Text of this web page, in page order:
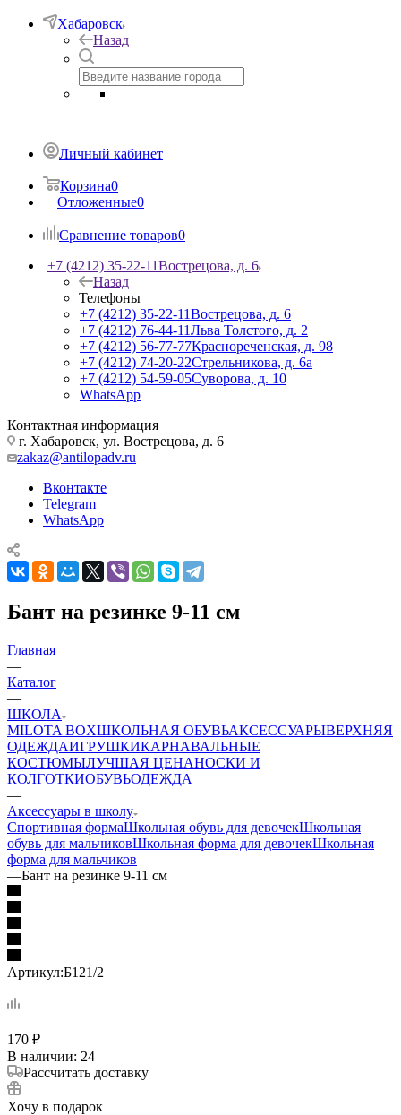
Хабаровск
Назад
Личный кабинет
Корзина0
Отложенные0
Сравнение товаров0
+7 (4212) 35-22-11Вострецова, д. 6
Назад
Телефоны
+7 (4212) 35-22-11Вострецова, д. 6
+7 (4212) 76-44-11Льва Толстого, д. 2
+7 (4212) 56-77-77Краснореченская, д. 98
+7 (4212) 74-20-22Стрельникова, д. 6а
+7 (4212) 54-59-05Суворова, д. 10
WhatsApp
Контактная информация
г. Хабаровск, ул. Вострецова, д. 6
zakaz@antilopadv.ru
Вконтакте
Telegram
WhatsApp
Бант на резинке 9-11 см
Главная
—
Каталог
—
ШКОЛА
MILOTA BOXШКОЛЬНАЯ ОБУВЬАКСЕССУАРЫВЕРХНЯЯ
ОДЕЖДАИГРУШКИКАРНАВАЛЬНЫЕ
КОСТЮМЫЛУЧШАЯ ЦЕНАНОСКИ И
КОЛГОТКИОБУВЬОДЕЖДА
—
Аксессуары в школу
Спортивная формаШкольная обувь для девочекШкольная
обувь для мальчиковШкольная форма для девочекШкольная
форма для мальчиков
—Бант на резинке 9-11 см
Артикул:Б121/2
170 ₽
В наличии: 24
Рассчитать доставку
Хочу в подарок